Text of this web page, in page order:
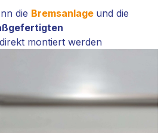
die Bremsanlage und die
direkt montiert werden